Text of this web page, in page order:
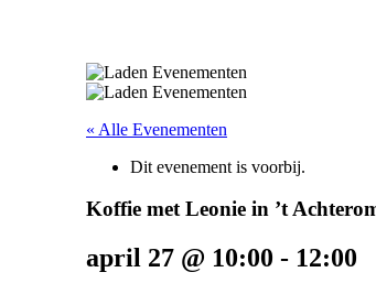
« Alle Evenementen
Dit evenement is voorbij.
Koffie met Leonie in ’t
april 27 @ 10:00 - 12:00